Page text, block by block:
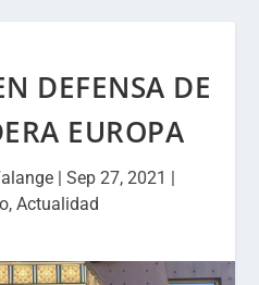
DEFENSA DE
EUROPA
| Sep 27, 2021 |
, Actualidad